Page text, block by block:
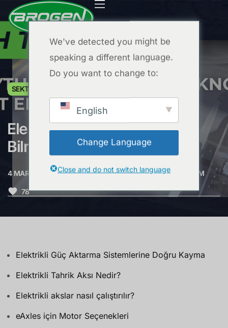
ANA SAYFA
ÜRÜNLER
SSS
HAKKIMIZDA
BİZE ULAŞIN
SEKTÖR İÇGÖRÜLERI
Elektrikli Akslar Hakkında
Bilmeniz Gereken Her Şey
4 MART 2026 TARAFINDANBROGEN MOTORS YORUM
78
Elektrikli Güç Aktarma Sistemlerine Doğru Kayma
Elektrikli Tahrik Aksı Nedir?
Elektrikli akslar nasıl çalıştırılır?
eAxles için Motor Seçenekleri
We've detected you might be
speaking a different language.
Do you want to change to:
English
Change Language
Close and do not switch language